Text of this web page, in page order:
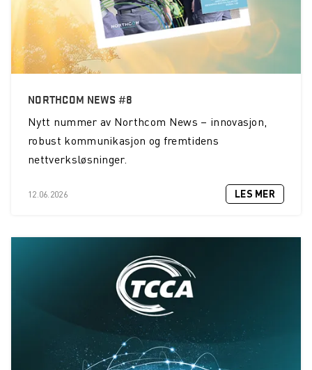
NORTHCOM NEWS #8
Nytt nummer av Northcom News – innovasjon,
robust kommunikasjon og fremtidens
nettverksløsninger.
12.06.2026 LES MER